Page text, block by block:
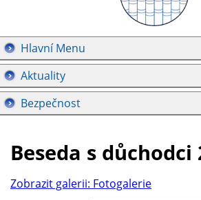
Hlavní Menu
Aktuality
Bezpečnost
Beseda s důchodci
Zobrazit galerii: Fotogalerie